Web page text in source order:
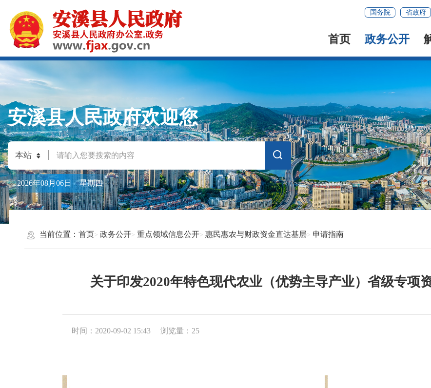
国务院 省政府
首页 政务公开
安溪县人民政府欢迎您
2026年08月06日 星期四
当前位置： 首页 政务公开 重点领域信息公开 惠民惠农与财政资金直达基层 申请指南
关于印发2020年特色现代农业（优势主导产业）省级专项
时间：2020-09-02 15:43 浏览量： 25